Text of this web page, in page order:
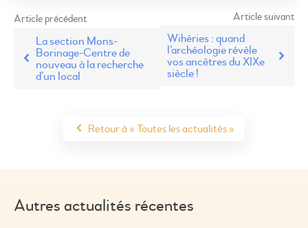
Article précédent
La section Mons-
Borinage-Centre de
nouveau à la recherche
d’un local
Article suivant
Wihéries : quand
l’archéologie révèle
vos ancêtres du XIXe
siècle !
Retour à « Toutes les actualités »
Autres actualités récentes